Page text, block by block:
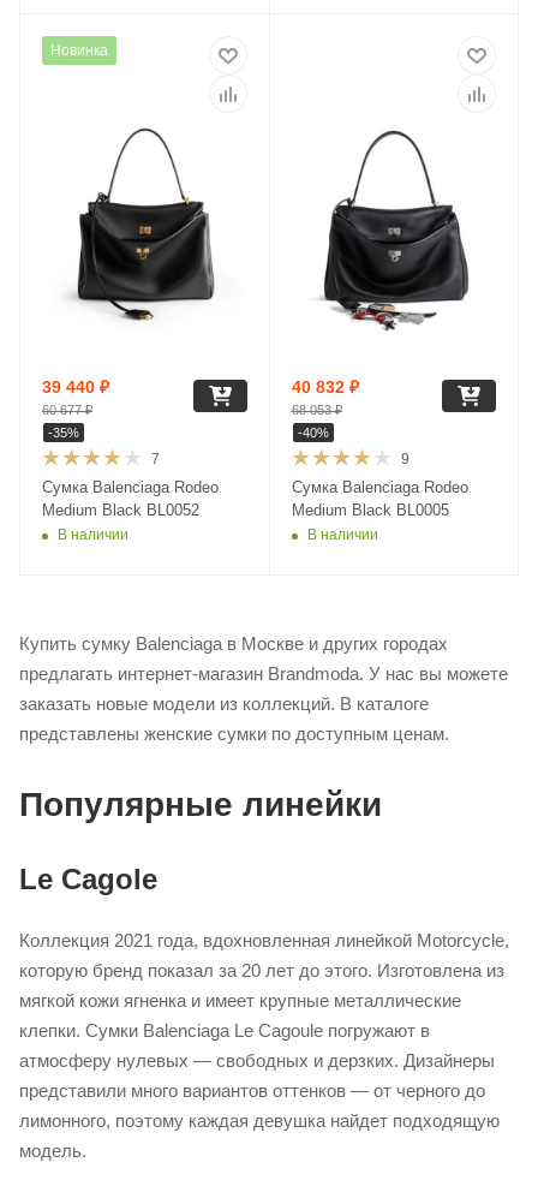
Новинка
7
Сумка Balenciaga Rodeo
Medium Black BL0052
В наличии
39 440 ₽
60 677₽
-35%
9
Сумка Balenciaga Rodeo
Medium Black BL0005
В наличии
40 832₽
68 053₽
-40%
Купить сумку Balenciaga в Москве и других городах
предлагать интернет-магазин Brandmoda. У нас вы можете
заказать новые модели из коллекций. В каталоге
представлены женские сумки по доступным ценам.
Популярные линейки
Le Cagole
Коллекция 2021 года, вдохновленная линейкой Motorcycle,
которую бренд показал за 20 лет до этого. Изготовлена из
мягкой кожи ягненка и имеет крупные металлические
клепки. Сумки Balenciaga Le Cagoule погружают в
атмосферу нулевых — свободных и дерзких. Дизайнеры
представили много вариантов оттенков — от черного до
лимонного, поэтому каждая девушка найдет подходящую
модель.